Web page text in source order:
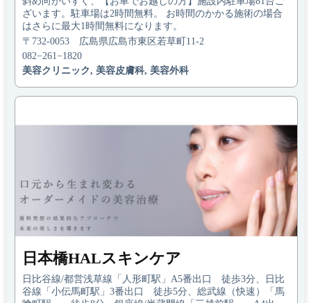
ざいます。駐車場は2時間無料。 お時間のかかる施術の場合
はさらに最大1時間無料になります。
〒732-0053 広島県広島市東区若草町11-2
082−261−1820
美容クリニック, 美容皮膚科, 美容外科
日本橋HALスキンケア
日比谷線/都営浅草線「人形町駅」A5番出口 徒歩3分、日比
谷線「小伝馬町駅」3番出口 徒歩5分、総武線（快速）「馬